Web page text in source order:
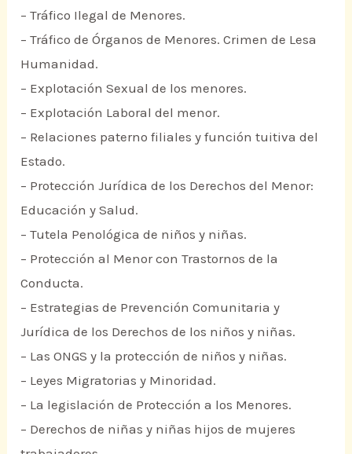
– Tráfico Ilegal de Menores.
– Tráfico de Órganos de Menores. Crimen de Lesa
Humanidad.
– Explotación Sexual de los menores.
– Explotación Laboral del menor.
– Relaciones paterno filiales y función tuitiva del
Estado.
– Protección Jurídica de los Derechos del Menor:
Educación y Salud.
– Tutela Penológica de niños y niñas.
– Protección al Menor con Trastornos de la
Conducta.
– Estrategias de Prevención Comunitaria y
Jurídica de los Derechos de los niños y niñas.
– Las ONGS y la protección de niños y niñas.
– Leyes Migratorias y Minoridad.
– La legislación de Protección a los Menores.
– Derechos de niñas y niñas hijos de mujeres